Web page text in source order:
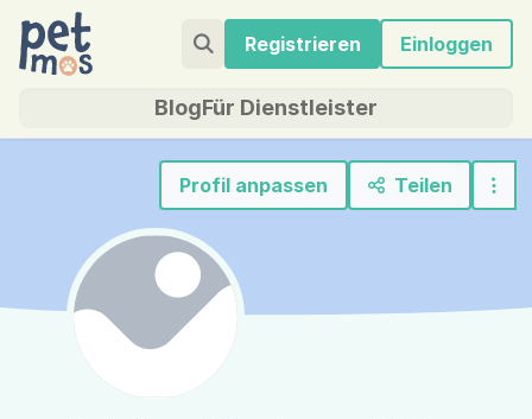
Registrieren Einloggen
BlogFür Dienstleister
Profil anpassen Teilen